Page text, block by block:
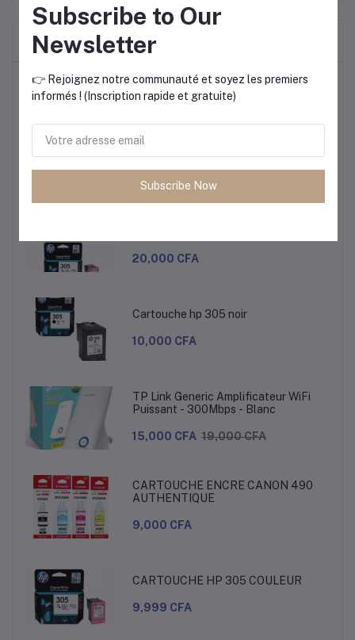
Frequently Bought Products
Produits les plus vendus
COULEUR
20,000 CFA
20,000 CFA
Cartouche hp 305 noir
10,000 CFA
TP Link Generic Amplificateur WiFi
Puissant - 300Mbps - Blanc
15,000 CFA 19,000 CFA
CARTOUCHE ENCRE CANON 490
AUTHENTIQUE
9,000 CFA
CARTOUCHE HP 305 COULEUR
9,999 CFA
Subscribe to Our
Newsletter
👉 Rejoignez notre communauté et soyez les premiers
informés ! (Inscription rapide et gratuite)
Subscribe Now